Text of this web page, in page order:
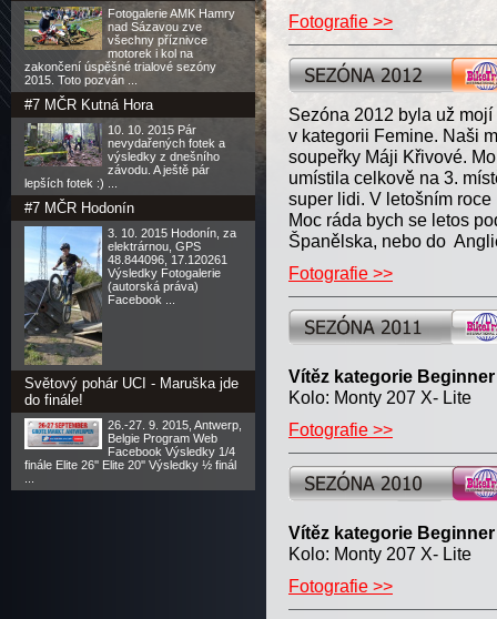
Fotogalerie AMK Hamry
nad Sázavou zve
všechny příznivce
motorek i kol na
zakončení úspěšné trialové sezóny
2015. Toto pozván ...
#7 MČR Kutná Hora
10. 10. 2015 Pár
nevydařených fotek a
výsledky z dnešního
závodu. A ještě pár
lepších fotek :) ...
#7 MČR Hodonín
3. 10. 2015 Hodonín, za
elektrárnou, GPS
48.844096, 17.120261
Výsledky Fotogalerie
(autorská práva)
Facebook ...
Světový pohár UCI - Maruška jde
do finále!
26.-27. 9. 2015, Antwerp,
Belgie Program Web
Facebook Výsledky 1/4
finále Elite 26'' Elite 20'' Výsledky ½ finál
Fotografie >>
Sezóna 2012 byla už
v kategorii Femine. Naši
soupeřky Máji Křivové.
umístila celkově na 3.
super lidi. V letošním roce
Moc ráda bych se letos
Španělska, nebo do
Fotografie >>
Vítěz kategorie
Kolo: Monty 207 X- Lite
Fotografie >>
Vítěz kategorie
Kolo: Monty 207 X- Lite
Fotografie >>